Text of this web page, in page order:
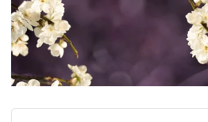
スタッフ一覧 採用情報
会社概要 店舗用地募集
札幌市 函館市